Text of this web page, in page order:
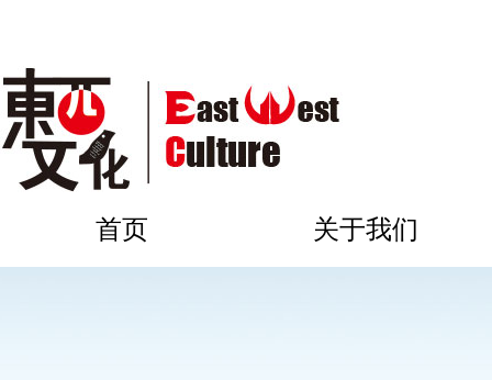
首页 关于我们